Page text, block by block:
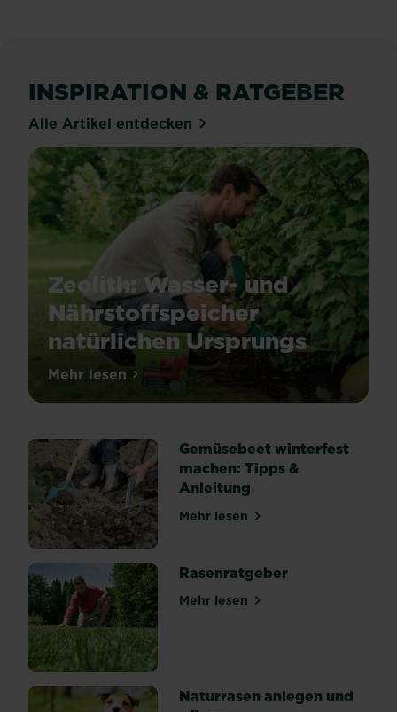
INSPIRATION & RATGEBER
Alle Artikel entdecken
Zeolith: Wasser- und
Nährstoffspeicher
natürlichen Ursprungs
Unserere
Naturen®
enthalten
Zeolith
–
ein
Mineral
natürlichen
Ursprungs,
welches
zum
Beispiel
in
vulkanischem
Mehr lesenüber Zeolith: Wasser- und
Gemüsebeet winterfest
machen: Tipps &
Anleitung
Mehr lesenüber Gemüsebeet
Rasenratgeber
Mehr lesenüber Rasenratgeber
Naturrasen anlegen und